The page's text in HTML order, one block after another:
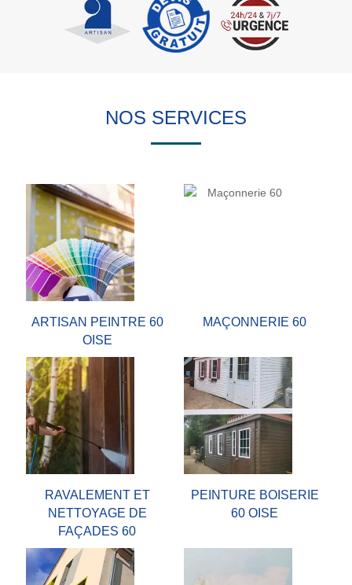
NOS SERVICES
ARTISAN PEINTRE 60
OISE
MAÇONNERIE 60
RAVALEMENT ET
NETTOYAGE DE
FAÇADES 60
PEINTURE BOISERIE
60 OISE